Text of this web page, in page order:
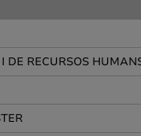
DE RECURSOS